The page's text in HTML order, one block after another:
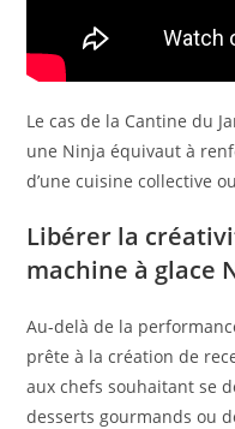
Le cas de la Cantine du
une Ninja équivaut à
d’une cuisine collective
Libérer la
machine à glace
Au-delà de la
prête à la création de
aux chefs souhaitant se
desserts gourmands ou